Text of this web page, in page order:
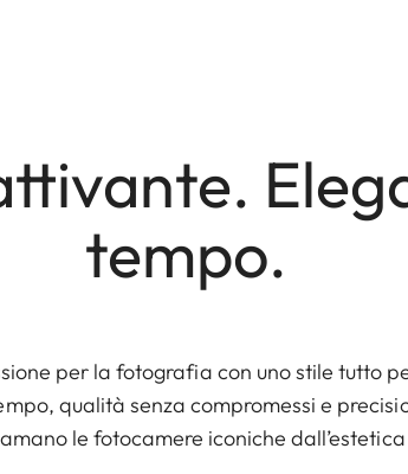
tempo.
per la fotografia con uno stile tutto
qualità senza compromessi e
le fotocamere iconiche